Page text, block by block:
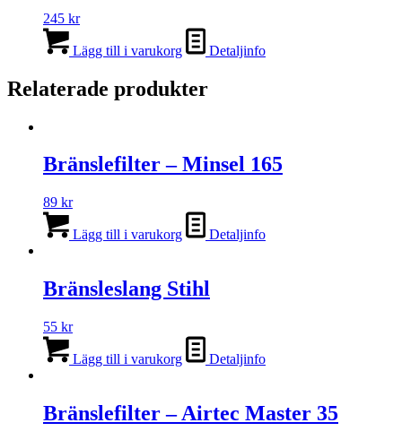
245 kr
Lägg till i varukorg Detaljinfo
Relaterade produkter
Bränslefilter – Minsel 165
89 kr
Lägg till i varukorg Detaljinfo
Bränsleslang Stihl
55 kr
Lägg till i varukorg Detaljinfo
Bränslefilter – Airtec Master 35